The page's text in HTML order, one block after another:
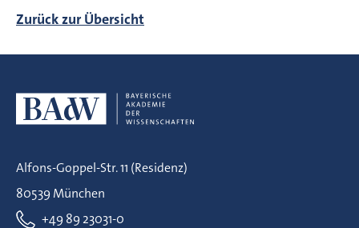
Zurück zur Übersicht
Alfons-Goppel-Str. 11 (Residenz)
80539 München
+49 89 23031-0